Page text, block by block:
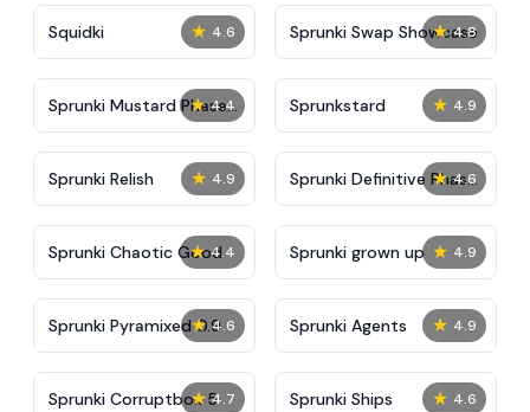
★ 4.6
Squidki ★ 4.8
Sprunki Swap Showcase
★ 4.4
Sprunki Mustard Phase
2
★ 4.9
Sprunkstard
★ 4.9
Sprunki Relish ★ 4.6
Sprunki Definitive Phase
7
★ 4.4
Sprunki Chaotic Good ★ 4.9
Sprunki grown up
★ 4.6
Sprunki Pyramixed 0.9 ★ 4.9
Sprunki Agents
★ 4.7
Sprunki Corruptbox 5 ★ 4.6
Sprunki Ships